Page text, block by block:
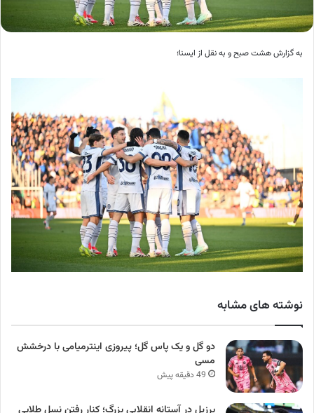
به گزارش هشت صبح و به نقل از ایسنا؛
نوشته های مشابه
دو گل و یک پاس گل؛ پیروزی اینترمیامی با درخشش
مسی
49 دقیقه پیش